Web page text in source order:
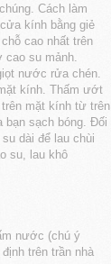
Cách làm
kính bằng giẻ
cao nhất trên
su mảnh.
nước rửa chén.
kính. Thấm ướt
mặt kính từ trên
bạn sạch bóng. Đối
dài để lau chùi
su, lau khô
nước (chú ý
trên trần nhà